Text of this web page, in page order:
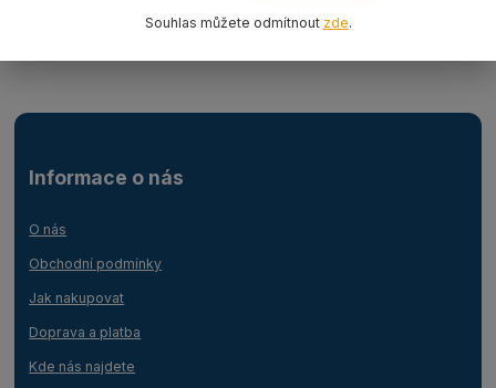
Lanový 1-závěs s hákem
Informace o nás
O nás
Obchodní podmínky
Jak nakupovat
Doprava a platba
Kde nás najdete
Souhlas můžete odmítnout zde.